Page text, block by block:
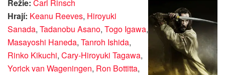
Režie: Carl Rinsch
Hrají: Keanu Reeves, Hiroyuki
Sanada, Tadanobu Asano, Togo Igawa,
Masayoshi Haneda, Tanroh Ishida,
Rinko Kikuchi, Cary-Hiroyuki Tagawa,
Yorick van Wageningen, Ron Bottitta,